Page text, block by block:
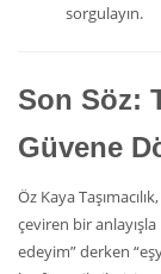
sorgulayın.
Son Söz:
Güvene
Öz Kaya
çeviren bir
edeyim” derken